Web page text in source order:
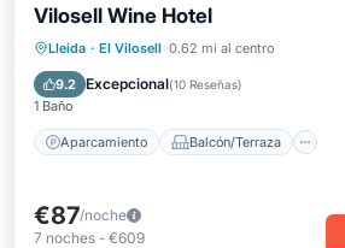
Vilosell Wine Hotel
Lleida · El Vilosell 0.62 mi al centro
9.2 Excepcional(10 Reseñas)
1 Baño
Aparcamiento Balcón/Terraza
Aparcamiento
Balcón/Terraza
Cocina
Aire acondicionado
€87/noche
7 noches - €609